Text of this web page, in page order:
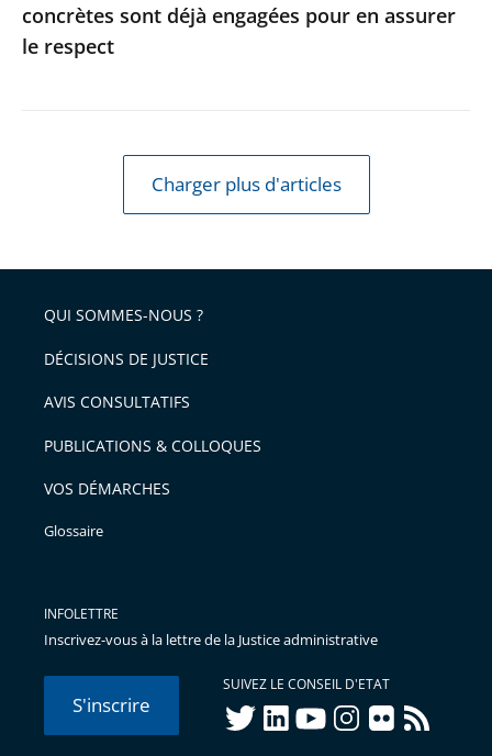
actions
concrètes
le
concrètes sont déjà engagées pour en assurer
le respect
Charger plus d'articles
QUI SOMMES-NOUS ?
DÉCISIONS DE JUSTICE
AVIS CONSULTATIFS
PUBLICATIONS & COLLOQUES
VOS DÉMARCHES
Glossaire
INFOLETTRE
Inscrivez-vous à la lettre de la Justice administrative
S'inscrire
SUIVEZ LE CONSEIL D'ETAT
twitterlinkedInyoutubeinstagram
flickr rss